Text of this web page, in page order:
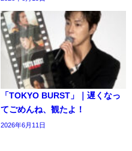
「TOKYO BURST」｜遅くなっ
てごめんね、観たよ！
2026年6月11日